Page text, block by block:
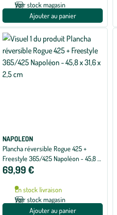
Voir stock magasin
Ajouter au panier
NAPOLEON
Plancha réversible Rogue 425 +
Freestyle 365/425 Napoléon - 45,8 x
31,6 x 2,5 cm
69,99 €
En stock livraison
Voir stock magasin
Ajouter au panier